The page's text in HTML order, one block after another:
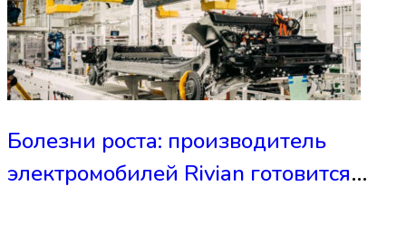
Болезни роста: производитель
электромобилей Rivian готовится